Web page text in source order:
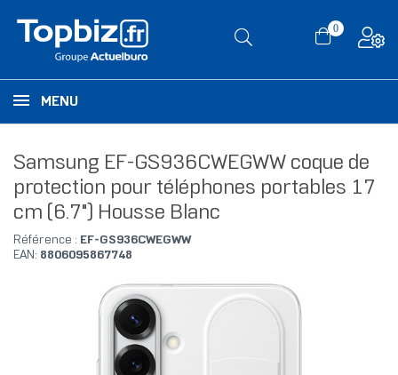
0
MENU
Samsung EF-GS936CWEGWW coque de
protection pour téléphones portables 17
cm (6.7") Housse Blanc
Référence : EF-GS936CWEGWW
EAN: 8806095867748